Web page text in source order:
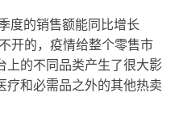
度的销售额能同比增长
开的，疫情给整个零售市
上的不同品类产生了很大影
疗和必需品之外的其他热卖